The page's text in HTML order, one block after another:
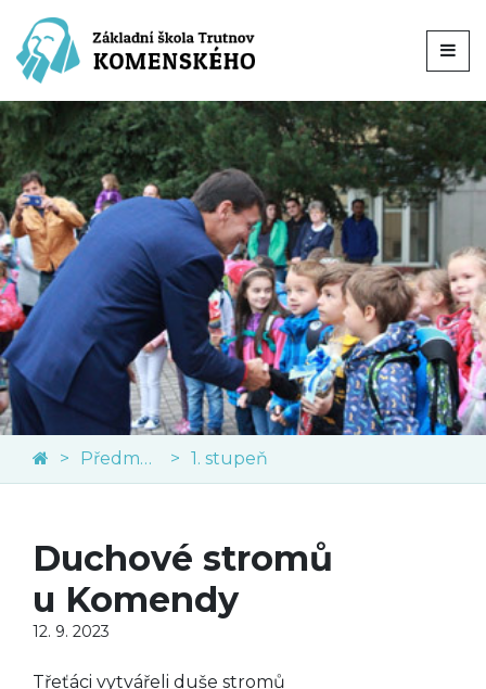
Předměty 1. stupeň
Duchové stromů
u Komendy
12. 9. 2023
Třeťáci vytvářeli duše stromů